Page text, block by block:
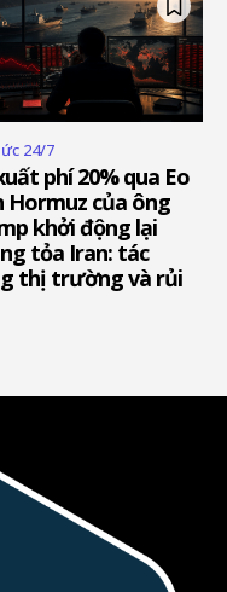
24/7
phí 20% qua Eo
Hormuz của ông
khởi động lại
tỏa Iran: tác
thị trường và rủi